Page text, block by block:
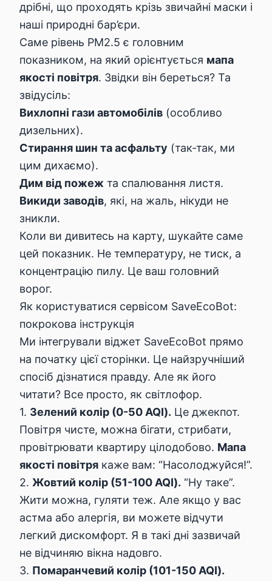
дрібні, що проходять крізь звичайні маски і
наші природні бар’єри.
Саме рівень PM2.5 є головним
показником, на який орієнтується мапа
якості повітря. Звідки він береться? Та
звідусіль:
Вихлопні гази автомобілів (особливо
дизельних).
Стирання шин та асфальту (так-так, ми
цим дихаємо).
Дим від пожеж та спалювання листя.
Викиди заводів, які, на жаль, нікуди не
зникли.
Коли ви дивитесь на карту, шукайте саме
цей показник. Не температуру, не тиск, а
концентрацію пилу. Це ваш головний
ворог.
Як користуватися сервісом SaveEcoBot:
покрокова інструкція
Ми інтегрували віджет SaveEcoBot прямо
на початку цієї сторінки. Це найзручніший
спосіб дізнатися правду. Але як його
читати? Все просто, як світлофор.
1. Зелений колір (0-50 AQI). Це джекпот.
Повітря чисте, можна бігати, стрибати,
провітрювати квартиру цілодобово. Мапа
якості повітря каже вам: “Насолоджуйся!”.
2. Жовтий колір (51-100 AQI). “Ну таке”.
Жити можна, гуляти теж. Але якщо у вас
астма або алергія, ви можете відчути
легкий дискомфорт. Я в такі дні зазвичай
не відчиняю вікна надовго.
3. Помаранчевий колір (101-150 AQI).